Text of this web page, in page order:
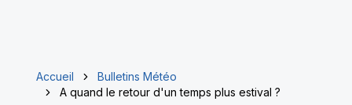
Accueil
Bulletins Météo
A quand le retour d'un temps plus estival ?